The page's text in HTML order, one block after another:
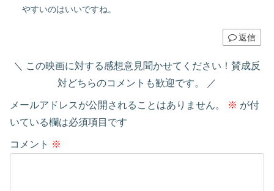
やすいのはいいですね。
返信
この映画に対する感想意見聞かせてください！賛成反
対どちらのコメントも歓迎です。
メールアドレスが公開されることはありません。 ※ が付
いている欄は必須項目です
コメント ※